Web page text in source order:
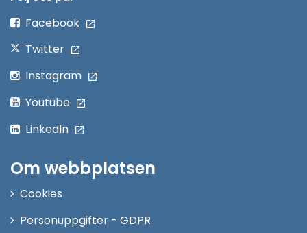
Facebook
Twitter
Instagram
Youtube
LinkedIn
Om webbplatsen
Cookies
Personuppgifter - GDPR